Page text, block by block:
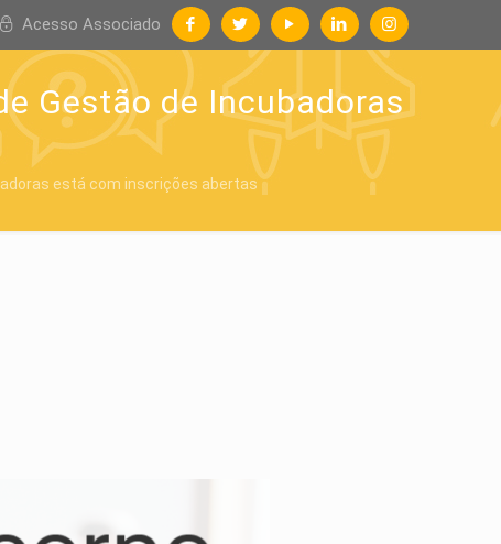
Acesso Associado
Gestão de Incubadoras
está com inscrições abertas